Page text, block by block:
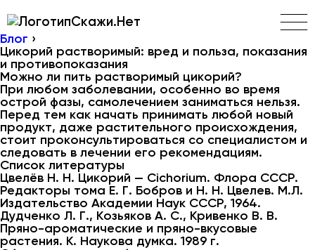
Скажи.Нет
Блог ›
Цикорий растворимый: вред и польза, показания
и противопоказания
Можно ли пить растворимый цикорий?
При любом заболевании, особенно во время
острой фазы, самолечением заниматься нельзя.
Перед тем как начать принимать любой новый
продукт, даже растительного происхождения,
стоит проконсультироваться со специалистом и
следовать в лечении его рекомендациям.
Список литературы
Цвелёв Н. Н. Цикорий — Cichorium. Флора СССР.
Редакторы тома Е. Г. Бобров и Н. Н. Цвелев. М.Л.
Издательство Академии Наук СССР, 1964.
Дудченко Л. Г., Козьяков А. С., Кривенко В. В.
Пряно-ароматические и пряно-вкусовые
растения. К. Наукова думка. 1989 г.